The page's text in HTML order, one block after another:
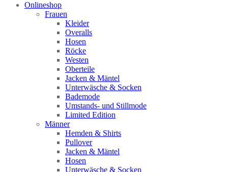
Onlineshop
Frauen
Kleider
Overalls
Hosen
Röcke
Westen
Oberteile
Jacken & Mäntel
Unterwäsche & Socken
Bademode
Umstands- und Stillmode
Limited Edition
Männer
Hemden & Shirts
Pullover
Jacken & Mäntel
Hosen
Unterwäsche & Socken